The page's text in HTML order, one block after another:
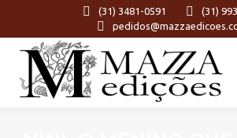
(31) 3481-0591
(31)